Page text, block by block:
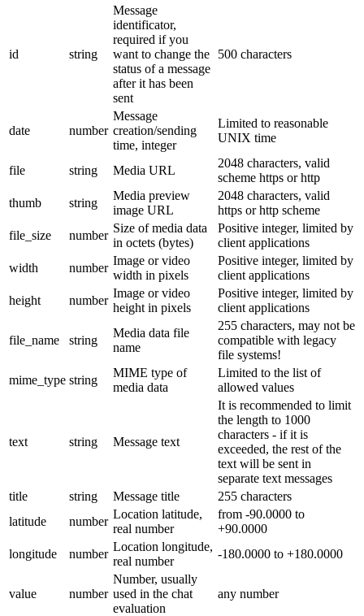
id string
Message
identificator,
required if you
want to change the
status of a message
after it has been
sent
500 characters
date number
Message
creation/sending
time, integer
Limited to reasonable
UNIX time
file string Media URL
2048 characters, valid
scheme https or http
thumb
string
Media preview
image URL
2048 characters, valid
https or http scheme
file_size
number
Size of media data
in octets (bytes)
Positive integer, limited by
client applications
width
number
Image or video
width in pixels
Positive integer, limited by
client applications
height
number
Image or video
height in pixels
Positive integer, limited by
client applications
file_name string
Media data file
name
255 characters, may not be
compatible with legacy
file systems!
mime_type string
MIME type of
media data
Limited to the list of
allowed values
text string Message text
It is recommended to limit
the length to 1000
characters - if it is
exceeded, the rest of the
text will be sent in
separate text messages
title
string Message title
255 characters
latitude
number
Location latitude,
real number
from -90.0000 to
+90.0000
longitude
number
Location longitude,
real number
-180.0000 to +180.0000
value number
Number, usually
used in the chat
evaluation
any number